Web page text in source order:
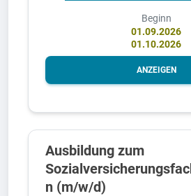
Beginn
01.09.2026
01.10.2026
ANZEIGEN
Ausbildung zum
n (m/w/d)